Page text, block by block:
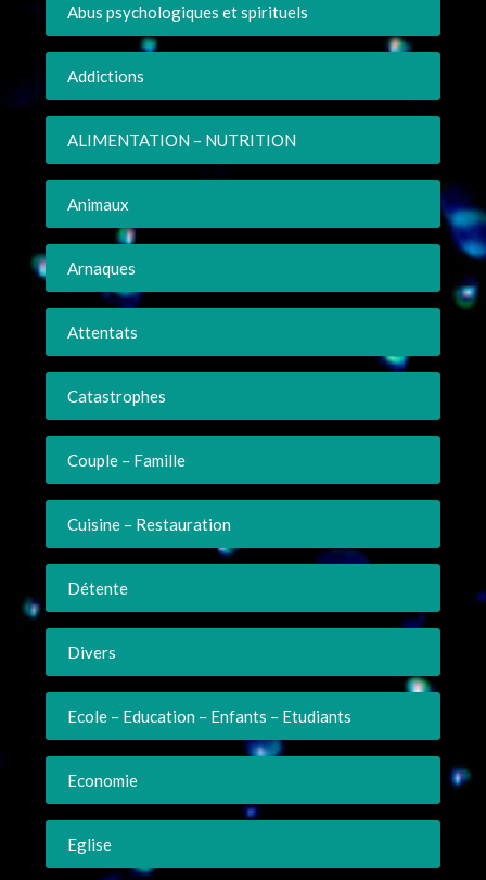
Abus psychologiques et spirituels
Addictions
ALIMENTATION – NUTRITION
Animaux
Arnaques
Attentats
Catastrophes
Couple – Famille
Cuisine – Restauration
Détente
Divers
Ecole – Education – Enfants – Etudiants
Economie
Eglise